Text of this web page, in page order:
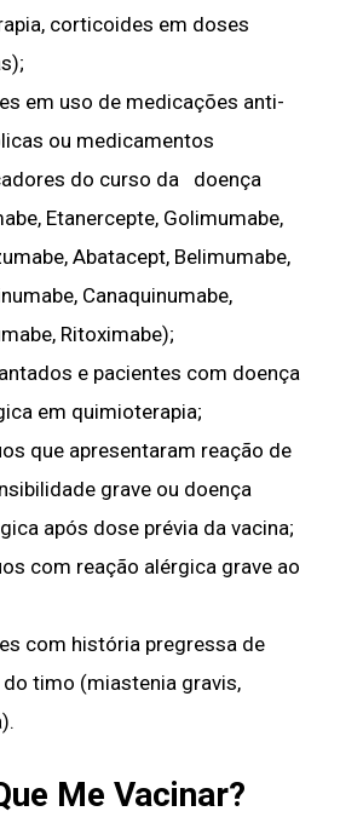
corticoides em doses
em uso de medicações anti-
ou medicamentos
do curso da doença
Etanercepte, Golimumabe,
Abatacept, Belimumabe,
Canaquinumabe,
Ritoximabe);
e pacientes com doença
em quimioterapia;
que apresentaram reação de
grave ou doença
após dose prévia da vacina;
com reação alérgica grave ao
com história pregressa de
do timo (miastenia gravis,
Me Vacinar?